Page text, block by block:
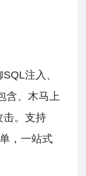
注入、
含、木马上
击。支持
，一站式